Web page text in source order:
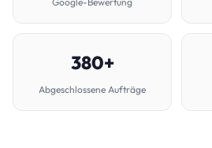
380+
Abgeschlossene Aufträge